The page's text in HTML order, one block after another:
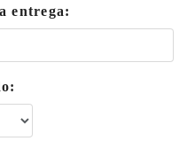
entrega: